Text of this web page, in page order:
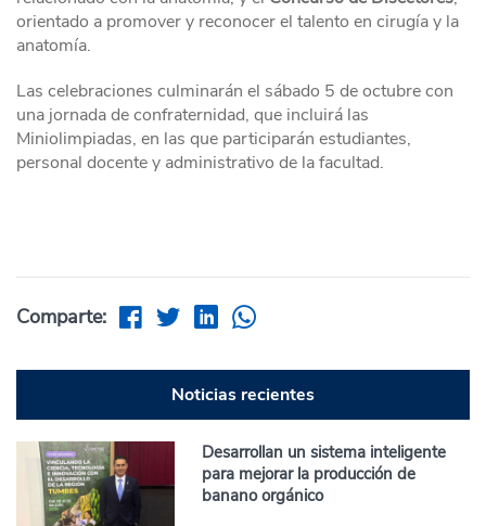
orientado a promover y reconocer el talento en cirugía y la
anatomía.
Las celebraciones culminarán el sábado 5 de octubre con
una jornada de confraternidad, que incluirá las
Miniolimpiadas, en las que participarán estudiantes,
personal docente y administrativo de la facultad.
Comparte:
Noticias recientes
Desarrollan un sistema inteligente
para mejorar la producción de
banano orgánico